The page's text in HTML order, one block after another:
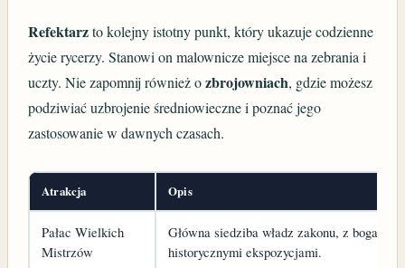
Refektarzto kolejny istotny punkt, który ukazuje codzienne
życie rycerzy. Stanowi on malownicze miejsce na zebrania i
uczty. Nie zapomnij również ozbrojowniach, gdzie możesz
podziwiać uzbrojenie średniowieczne i poznać jego
zastosowanie w dawnych czasach.
Atrakcja Opis
Pałac Wielkich
Mistrzów
Główna siedziba władz zakonu, z bogato
historycznymi ekspozycjami.